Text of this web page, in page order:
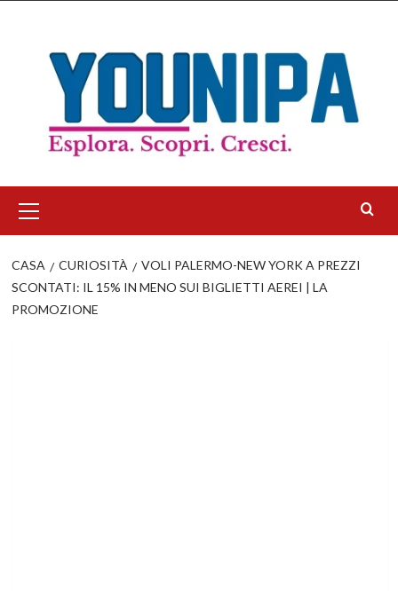
contenuto
principale
CASA CURIOSITÀ
VOLI PALERMO-NEW YORK A PREZZI
SCONTATI: IL 15% IN MENO SUI BIGLIETTI AEREI | LA
PROMOZIONE